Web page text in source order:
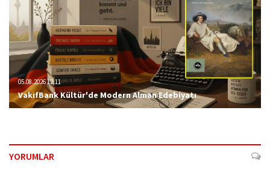
05.08.2026 12:11
VakıfBank Kültür'de Modern Alman Edebiyatı
YORUMLAR